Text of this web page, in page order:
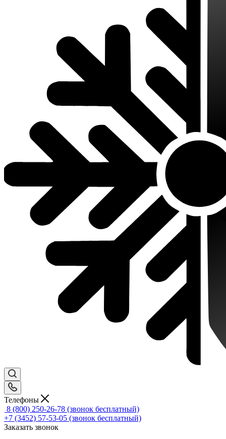
Телефоны
8 (800) 250-26-78 (звонок бесплатный)
+7 (3452) 57-53-05 (звонок бесплатный)
Заказать звонок